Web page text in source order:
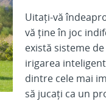
Uitați-vă
vă ține în joc
există sisteme
irigarea
dintre cele mai
să jucați ca un